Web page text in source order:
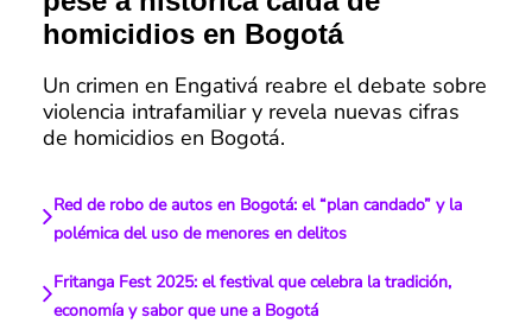
homicidios en Bogotá
Un crimen en Engativá reabre el debate sobre
violencia intrafamiliar y revela nuevas cifras
de homicidios en Bogotá.
Red de robo de autos en Bogotá: el “plan candado” y la
polémica del uso de menores en delitos
Fritanga Fest 2025: el festival que celebra la tradición,
economía y sabor que une a Bogotá